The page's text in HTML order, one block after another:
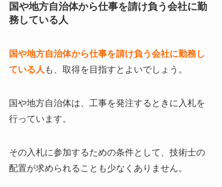
国や地方自治体から仕事を請け負う会社に勤
務している人
国や地方自治体から仕事を請け負う会社に勤務し
ている人 も、取得を目指すとよいでしょう。
国や地方自治体は、工事を発注するときに入札を
行っています。
その入札に参加するための条件として、技術士の
配置が求められることも少なくありません。